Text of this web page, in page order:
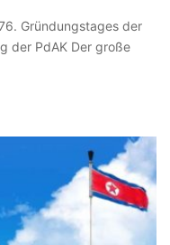
Gründungstages der
der PdAK Der große